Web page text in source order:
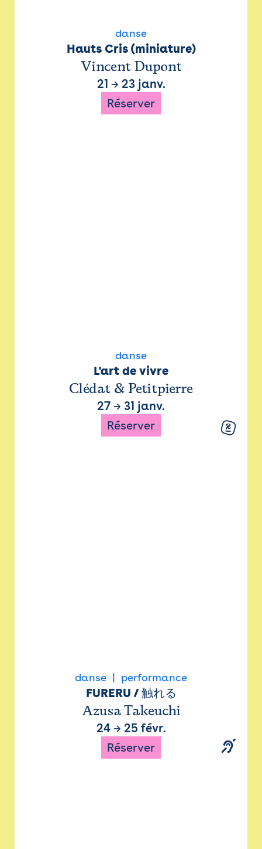
danse
Hauts Cris (miniature)
Vincent Dupont
21 → 23 janv.
Réserver
danse
L'art de vivre
Clédat & Petitpierre
27 → 31 janv.
Réserver
danse performance
FURERU / 触れる
Azusa Takeuchi
24→ 25 févr.
Réserver